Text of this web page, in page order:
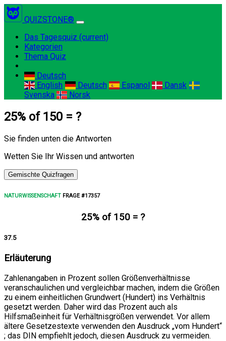
QUIZSTONE®
Das Tagesquiz (current)
Kategorien
Thema Quiz
Deutsch
English
Deutsch Espanol
Dansk
Svenska
Norsk
25% of 150 = ?
Sie finden unten die Antworten
Wetten Sie Ihr Wissen und antworten
Gemischte Quizfragen
NATURWISSENSCHAFT FRAGE #17357
25% of 150 = ?
37.5
Erläuterung
Zahlenangaben in Prozent sollen Größenverhältnisse
veranschaulichen und vergleichbar machen, indem die Größen
zu einem einheitlichen Grundwert (Hundert) ins Verhältnis
gesetzt werden. Daher wird das Prozent auch als
Hilfsmaßeinheit für Verhältnisgrößen verwendet. Vor allem
ältere Gesetzestexte verwenden den Ausdruck „vom Hundert“
; das DIN empfiehlt jedoch, diesen Ausdruck zu vermeiden.